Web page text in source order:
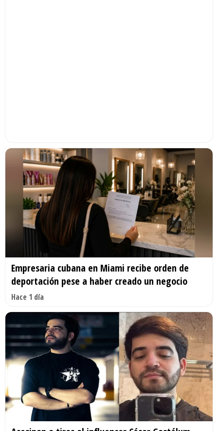
Empresaria cubana en Miami recibe orden de
deportación pese a haber creado un negocio
Hace 1 día